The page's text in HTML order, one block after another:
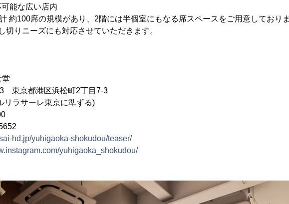
能な広い店内
約100席の規模があり、2階には半個室にもなる席スペースをご用意しておりま
切りニーズにも対応させていただきます。
東京都港区浜松町2丁目7-3
ラサーレ東京に準ずる)
hd.jp/yuhigaoka-shokudou/teaser/
yuhigaoka_shokudou/